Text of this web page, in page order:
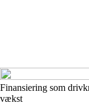
Finansiering som
vækst